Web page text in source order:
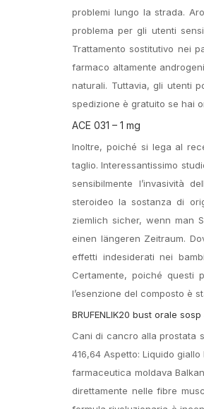
problemi lungo la strada.
problema per gli utenti
Trattamento sostitutivo nei
farmaco altamente
naturali. Tuttavia, gli utenti
spedizione è gratuito se hai
ACE 031 – 1 mg
Inoltre, poiché si lega al
taglio. Interessantissimo
sensibilmente l’invasività
steroideo la sostanza di
ziemlich sicher, wenn man
einen längeren Zeitraum.
effetti indesiderati nei
Certamente, poiché questi
l’esenzione del composto è
BRUFENLIK20 bust orale
Cani di cancro alla prostata
416,64 Aspetto: Liquido giallo
farmaceutica moldava
direttamente nelle fibre